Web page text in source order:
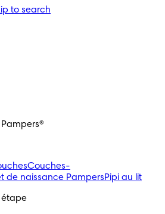
to search
Couches-
de naissance PampersPipi au lit
étape